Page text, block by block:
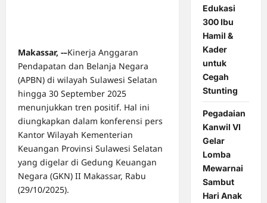
Makassar, -–Kinerja Anggaran
Pendapatan dan Belanja Negara
(APBN) di wilayah Sulawesi Selatan
hingga 30 September 2025
menunjukkan tren positif. Hal ini
diungkapkan dalam konferensi pers
Kantor Wilayah Kementerian
Keuangan Provinsi Sulawesi Selatan
yang digelar di Gedung Keuangan
Negara (GKN) II Makassar, Rabu
(29/10/2025).
Edukasi
300 Ibu
Hamil &
Kader
untuk
Cegah
Stunting
Pegadaian
Kanwil VI
Gelar
Lomba
Mewarnai
Sambut
Hari Anak